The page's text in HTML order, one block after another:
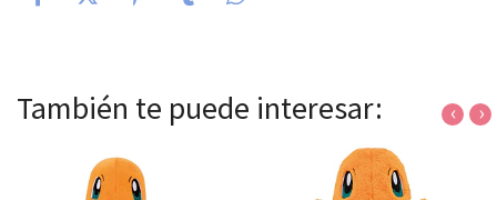
También te puede interesar: ‹ ›